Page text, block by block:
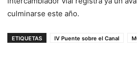
culminarse este año.
ETIQUETAS IV Puente sobre el Canal